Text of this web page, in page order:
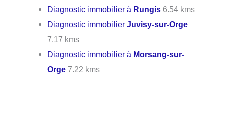
Diagnostic immobilier à Rungis 6.54 kms
Diagnostic immobilierJuvisy-sur-Orge
7.17 kms
Diagnostic immobilier à Morsang-sur-
Orge 7.22 kms